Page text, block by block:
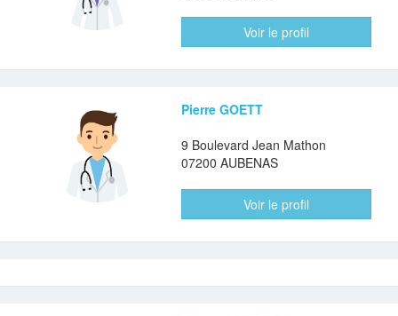
Voir le profil
Pierre GOETT
9 Boulevard Jean Mathon
07200 AUBENAS
Voir le profil